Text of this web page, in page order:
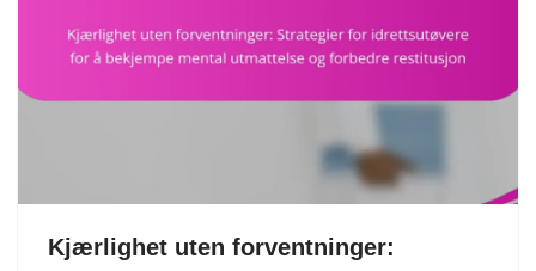
Kjærlighet uten forventninger: